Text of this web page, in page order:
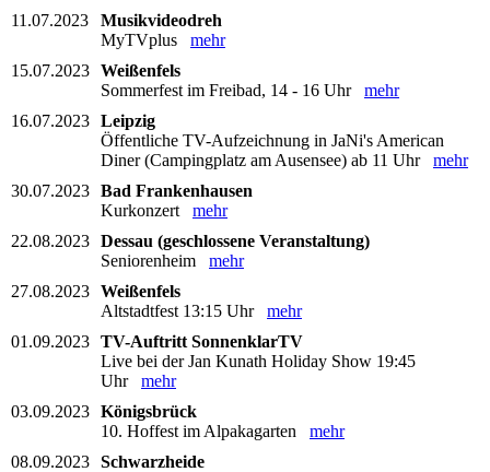
11.07.2023
Musikvideodreh
MyTVplus mehr
15.07.2023 Weißenfels
Sommerfest im Freibad, 14 - 16 Uhr mehr
16.07.2023 Leipzig
Öffentliche TV-Aufzeichnung in JaNi's American
Diner (Campingplatz am Ausensee) ab 11 Uhr mehr
30.07.2023 Bad Frankenhausen
Kurkonzert mehr
22.08.2023 Dessau (geschlossene Veranstaltung)
Seniorenheim mehr
27.08.2023 Weißenfels
Altstadtfest 13:15 Uhr mehr
01.09.2023 TV-Auftritt SonnenklarTV
Live bei der Jan Kunath Holiday Show 19:45
Uhr mehr
03.09.2023 Königsbrück
10. Hoffest im Alpakagarten mehr
08.09.2023 Schwarzheide